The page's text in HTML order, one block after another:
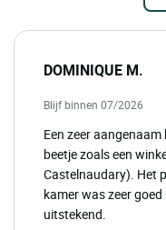
DOMINIQUE M.
Blijf binnen 07/2026
Een zeer
beetje zoals een
Castelnaudary). Het
kamer was zeer
uitstekend.